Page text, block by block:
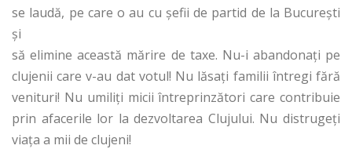
se laudă, pe care o au cu şefii de partid de la Bucureşti
şi
să elimine această mărire de taxe. Nu-i abandonaţi pe
clujenii care v-au dat votul! Nu lăsaţi familii întregi fără
venituri! Nu umiliţi micii întreprinzători care contribuie
prin afacerile lor la dezvoltarea Clujului. Nu distrugeţi
viaţa a mii de clujeni!